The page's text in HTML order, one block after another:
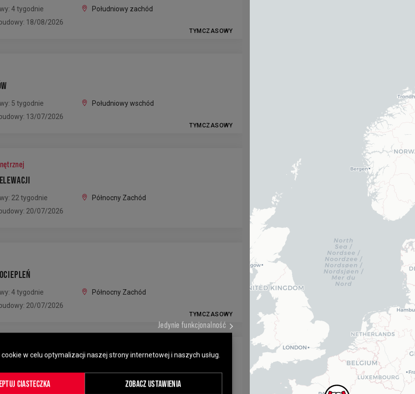
w celu optymalizacji naszej strony internetowej i naszych usług.
CIASTECZKA
Jedynie funkcjonalność
ZOBACZ USTAWIENIA
4 tygodnie
18/08/2026
Południowy zachód
TYMCZASOWY
5 tygodnie
13/07/2026
Południowy wschód
TYMCZASOWY
22 tygodnie
20/07/2026
Północny Zachód
4 tygodnie
20/07/2026
Północny Zachód
TYMCZASOWY
5 tygodnie
Południowy wschód